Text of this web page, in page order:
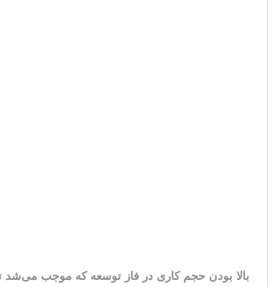
بالا بودن حجم کاری در فاز توسعه که موجب می‌شد